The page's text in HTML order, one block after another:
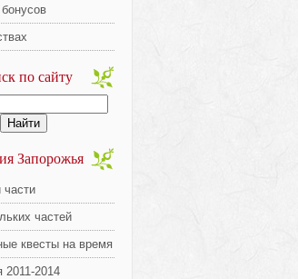
по сайту
Запорожья
части
частей
квесты на время
2011-2014